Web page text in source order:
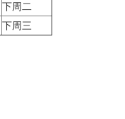
下周二
下周三